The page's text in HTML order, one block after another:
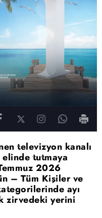
televizyon kanalı
elinde tutmaya
2026
– Tüm Kişiler ve
ayı
zirvedeki yerini